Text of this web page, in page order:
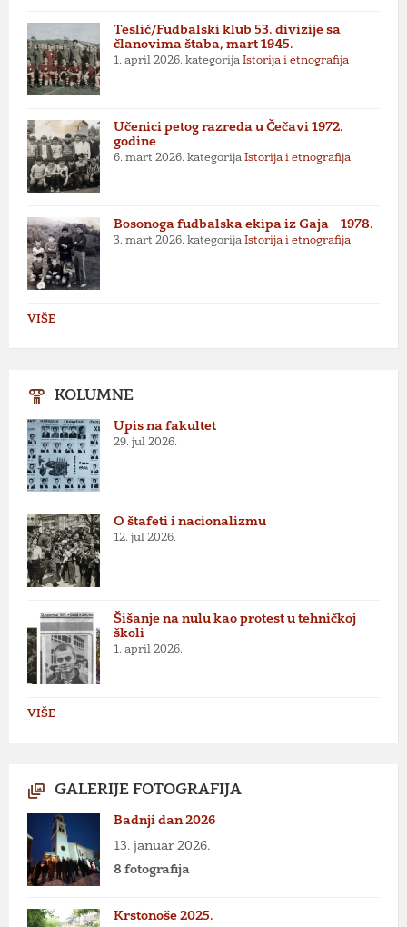
Teslić/Fudbalski klub 53. divizije sa
članovima štaba, mart 1945.
1. april 2026. kategorija Istorija i etnografija
Učenici petog razreda u Čečavi 1972.
godine
6. mart 2026. kategorija Istorija i etnografija
Bosonoga fudbalska ekipa iz Gaja – 1978.
3. mart 2026. kategorija Istorija i etnografija
VIŠE
KOLUMNE
Upis na fakultet
29. jul 2026.
O štafeti i nacionalizmu
12. jul 2026.
Šišanje na nulu kao protest u tehničkoj
školi
1. april 2026.
VIŠE
GALERIJE FOTOGRAFIJA
Badnji dan 2026
13. januar 2026.
8 fotografija
Krstonoše 2025.